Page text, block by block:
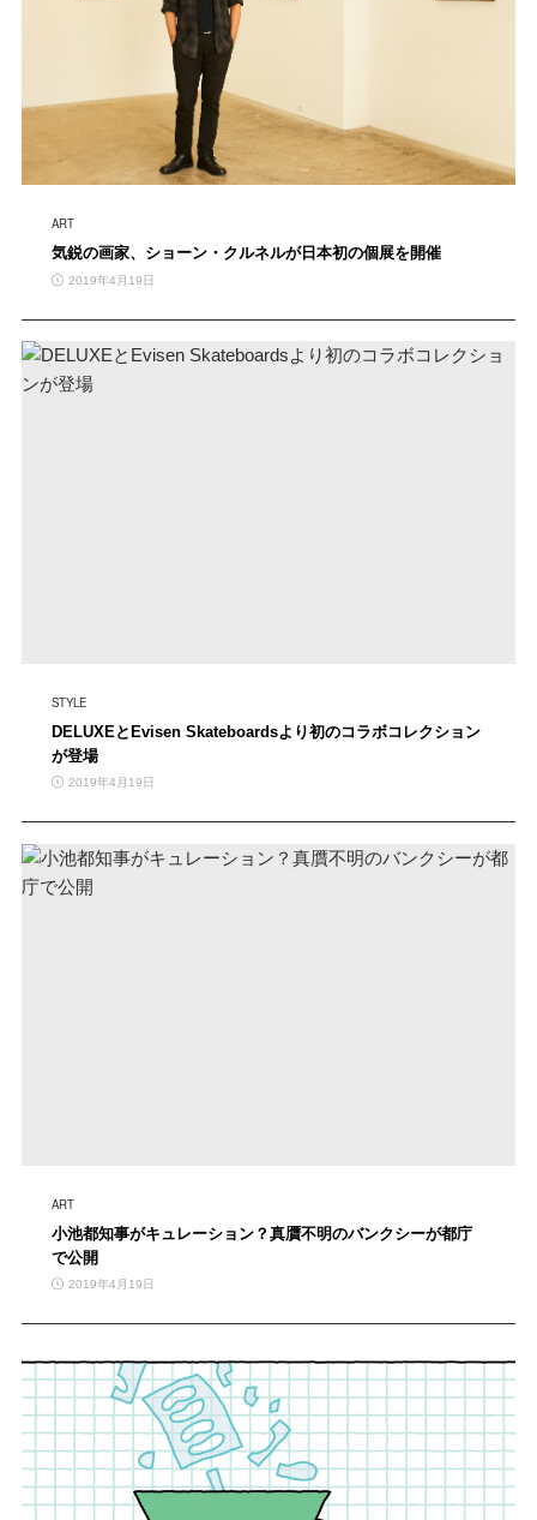
ART
気鋭の画家、ショーン・クルネルが日本初の個展を開催
2019年4月19日
STYLE
DELUXEとEvisen Skateboardsより初のコラボコレクション
が登場
2019年4月19日
ART
小池都知事がキュレーション？真贋不明のバンクシーが都庁
で公開
2019年4月19日